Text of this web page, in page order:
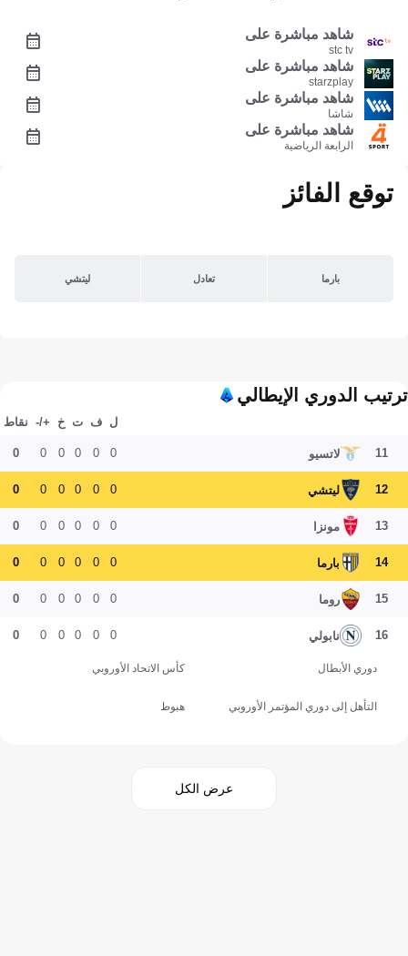
شاهد مباشرة على
stc tv
شاهد مباشرة على
starzplay
شاهد مباشرة على
شاشا
شاهد مباشرة على
الرابعة الرياضية
توقع الفائز
بارما تعادل ليتشي
ترتيب الدوري الإيطالي
ل ف ت خ +/- نقاط
11 لاتسيو 0
0
0
0
0
0
12 ليتشي 0
0
0
0
0
0
13 مونزا 0
0
0
0
0
0
14 بارما 0
0
0
0
0
0
15 روما 0
0
0
0
0
0
16 نابولي 0
0
0
0
0
0
دوري الأبطال كأس الاتحاد الأوروبي
التأهل إلى دوري المؤتمر الأوروبي هبوط
عرض الكل